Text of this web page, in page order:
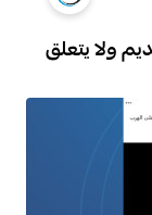
ولا يتعلق